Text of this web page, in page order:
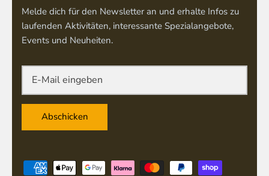
Melde dich für den Newsletter an und erhalte Infos zu
laufenden Aktivitäten, interessante Spezialangebote,
Events und Neuheiten.
Abschicken